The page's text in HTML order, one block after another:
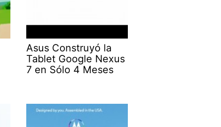
Asus Construyó la
Tablet Google Nexus
7 en Sólo 4 Meses